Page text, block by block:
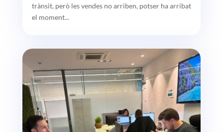
trànsit, però les vendes no arriben, potser ha arribat
el moment...